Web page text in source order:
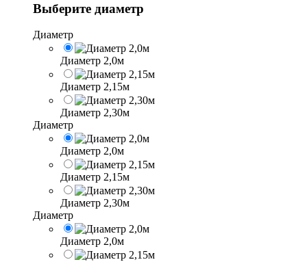
Выберите диаметр
Диаметр
Диаметр 2,0м
Диаметр 2,15м
Диаметр 2,30м
Диаметр
Диаметр 2,0м
Диаметр 2,15м
Диаметр 2,30м
Диаметр
Диаметр 2,0м